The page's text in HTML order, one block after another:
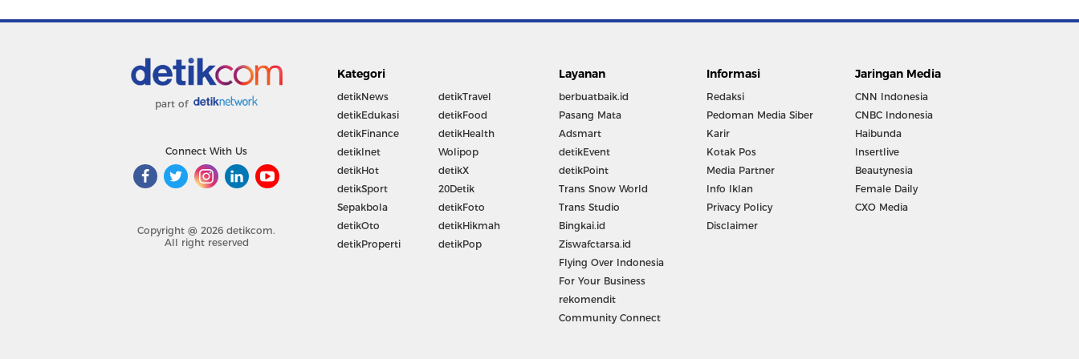
part of
Connect With Us
Copyright @ 2026 detikcom.
All right reserved
Kategori
detikNews
detikEdukasi
detikFinance
detikInet
detikHot
detikSport
Sepakbola
detikOto
detikProperti
detikTravel
detikFood
detikHealth
Wolipop
detikX
20Detik
detikFoto
detikHikmah
detikPop
Layanan
berbuatbaik.id
Pasang Mata
Adsmart
detikEvent
detikPoint
Trans Snow World
Trans Studio
Bingkai.id
Ziswafctarsa.id
Flying Over Indonesia
For Your Business
rekomendit
Community Connect
Informasi
Redaksi
Pedoman Media Siber
Karir
Kotak Pos
Media Partner
Info Iklan
Privacy Policy
Disclaimer
Jaringan Media
CNN Indonesia
CNBC Indonesia
Haibunda
Insertlive
Beautynesia
Female Daily
CXO Media